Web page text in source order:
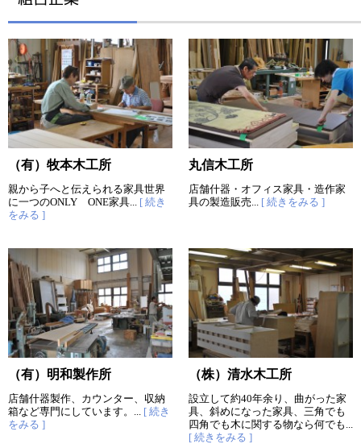
（有）牧本木工所
親から子へと伝えられる家具世界
に一つのONLY ONE家具... [ 続き
をみる ]
丸信木工所
店舗什器・オフィス家具・造作家
具の製造販売... [ 続きをみる ]
（有）明和製作所
店舗什器製作、カウンター、収納
箱など専門にしています。... [ 続き
をみる ]
（株）清水木工所
設立して約40年余り、曲がった家
具、斜めになった家具、三角でも
四角でも木に関する物なら何でも...
[ 続きをみる ]